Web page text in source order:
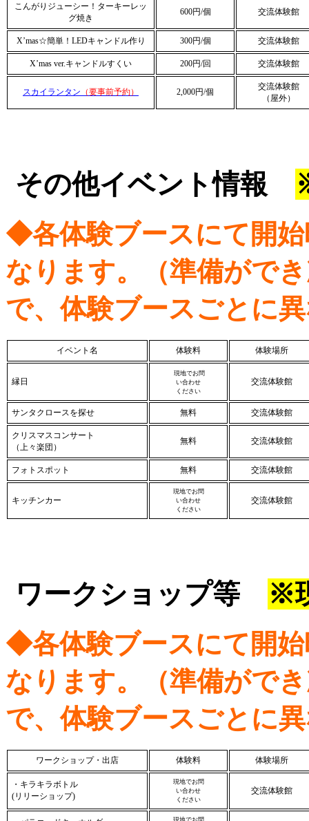
こんがりジューシー！ターキーレッ
グ焼き
600円/個 交流体験館
X’mas☆簡単！LEDキャンドル作り 300円/個 交流体験館
X’mas ver.キャンドルすくい 200円/回 交流体験館
スカイランタン （要事前予約） 2,000円/個
交流体験館
（屋外）
その他イベント情報
◆各体験ブースにて開
なります。（準備がで
で、体験ブースごとに
イベント名 体験料 体験場所
縁日
現地でお問
い合わせ
ください
交流体験館
サンタクロースを探せ 無料 交流体験館
クリスマスコンサート
（上々楽団）
無料 交流体験館
フォトスポット 無料 交流体験館
キッチンカー
現地でお問
い合​わせ
ください
交流体験館
ワークショップ等 ※
◆各体験ブースにて開
なります。（準備がで
で、体験ブースごとに
ワークショップ・出店 体験料 体験場所
・キラキラボトル
(リリーショップ)
現地でお問
い合わせ
ください
交流体験館
現地でお問